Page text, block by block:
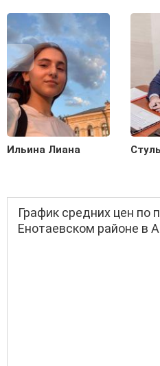
Ильина Лиана
График средних цен по
Енотаевском районе в